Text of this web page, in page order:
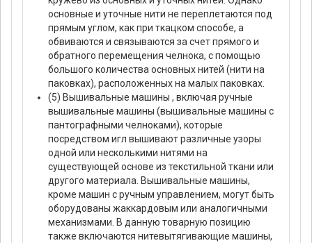
основные и уточные нити не переплетаются под
прямым углом, как при ткацком способе, а
обвиваются и связываются за счет прямого и
обратного перемещения челнока, с помощью
большого количества основных нитей (нити на
паковках), расположенных на малых паковках.
(5) Вышивальные машины , включая ручные
вышивальные машины (вышивальные машины с
пантографными челноками), которые
посредством игл вышивают различные узоры
одной или несколькими нитями на
существующей основе из текстильной ткани или
другого материала. Вышивальные машины,
кроме машин с ручным управлением, могут быть
оборудованы жаккардовым или аналогичными
механизмами. В данную товарную позицию
также включаются нитевытягивающие машины,